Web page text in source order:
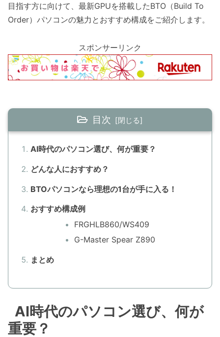
目指す方に向けて、最新GPUを搭載したBTO（Build To
Order）パソコンの魅力とおすすめ構成をご紹介します。
スポンサーリンク
目次
AI時代のパソコン選び、何が重要？
どんな人におすすめ？
BTOパソコンなら理想の1台が手に入る！
おすすめ構成例
FRGHLB860/WS409
G-Master Spear Z890
まとめ
AI時代のパソコン選び、何が
重要？